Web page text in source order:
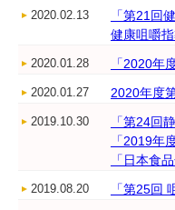
2020.02.13
「第21回
健康咀嚼
2020.01.28 「2020年
2020.01.27 2020年度
2019.10.30
「第24回
「2019年
「日本食
2019.08.20 「第25回